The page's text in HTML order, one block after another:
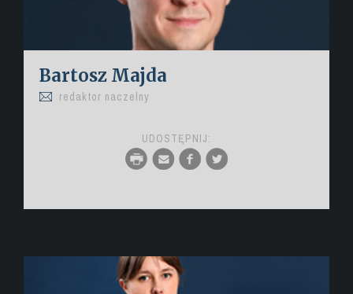
Bartosz Majda
redaktor naczelny
UDOSTĘPNIJ: